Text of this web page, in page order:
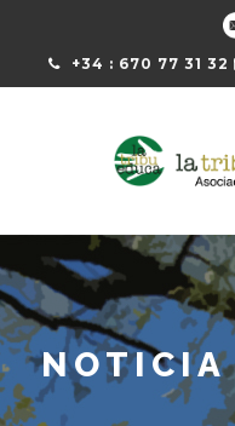
+34 : 670 77 31 32
NOTICIA